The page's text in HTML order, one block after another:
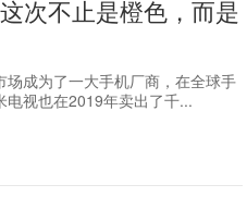
次不止是橙色，而是
成为了一大手机厂商，在全球手
电视也在2019年卖出了千...